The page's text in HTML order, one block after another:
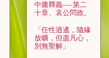
中庸釋義----第二
十章、哀公問政。
「任性逍遙，隨緣
放曠，但盡凡心，
別無聖解」